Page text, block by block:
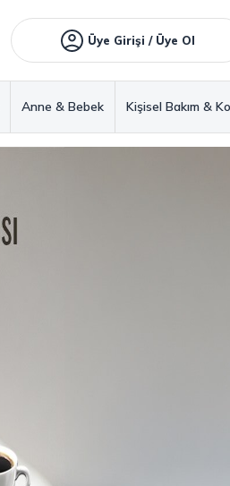
Üye Girişi / Üye Ol
Anne & Bebek Kişisel Bakım &